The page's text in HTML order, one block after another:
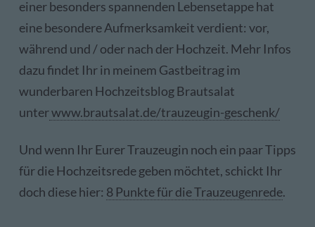
einer besonders spannenden Lebensetappe hat
eine besondere Aufmerksamkeit verdient: vor,
während und / oder nach der Hochzeit. Mehr Infos
dazu findet Ihr in meinem Gastbeitrag im
wunderbaren Hochzeitsblog Brautsalat
unterwww.brautsalat.de/trauzeugin-geschenk/
Und wenn Ihr Eurer Trauzeugin noch ein paar Tipps
für die Hochzeitsrede geben möchtet, schickt Ihr
doch diese hier: 8 Punkte für die Trauzeugenrede.